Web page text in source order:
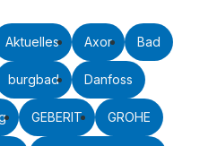
Aktuelles Axor Bad
burgbad Danfoss
GEBERIT GROHE